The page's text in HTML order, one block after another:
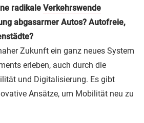
radikale Verkehrswende
abgasarmer Autos? Autofreie,
Zukunft ein ganz neues System
erleben, auch durch die
und Digitalisierung. Es gibt
Ansätze, um Mobilität neu zu